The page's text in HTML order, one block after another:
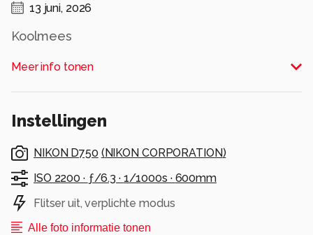
13 juni, 2026
Koolmees
Alle rechten voorbehouden
Meer info tonen
Instellingen
NIKON D750 ( NIKON CORPORATION)
ISO 2200 · ƒ/6.3 · 1/1000s · 600mm
Flitser uit, verplichte modus
Alle foto informatie tonen